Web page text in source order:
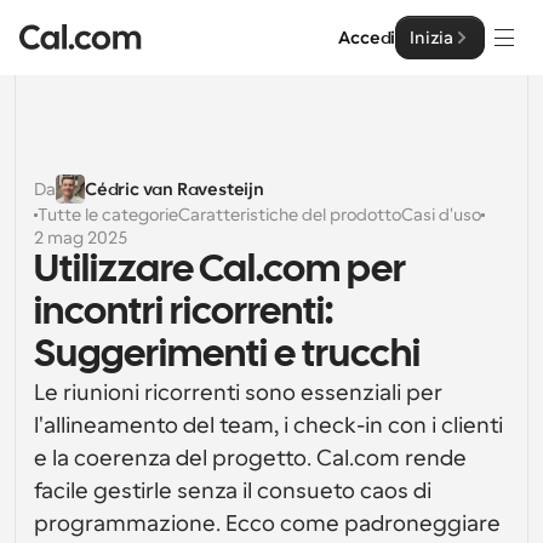
Accedi Inizia
Soluzioni
Per dimensione del team
Per individui
Pianificazione personale semplificata
Per Team
Pianificazione collaborativa per gruppi
Per sviluppatori
Caratteristiche potenti e integrazioni
Per le imprese
Impresa
Sviluppatore
Documentazione per Sviluppatori
Documentazione per la piattaforma Cal.com
API
Risorse
API
Crea le tue integrazioni personalizzate con la nostra
Cal.ai
Prezzo
Da
Cédric van Ravesteijn
Tutte le categorieCaratteristiche del prodottoCasi d'uso
2 mag 2025
Utilizzare Cal.com per
incontri ricorrenti:
Suggerimenti e trucchi
Le riunioni ricorrenti sono essenziali per
l'allineamento del team, i check-in con i clienti
e la coerenza del progetto. Cal.com rende
facile gestirle senza il consueto caos di
programmazione. Ecco come padroneggiare